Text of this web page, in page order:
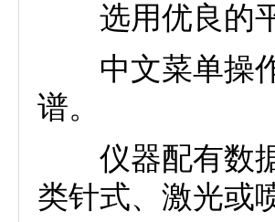
选用优良的平
中文菜单操作,
谱。
仪器配有数据
类针式、激光或